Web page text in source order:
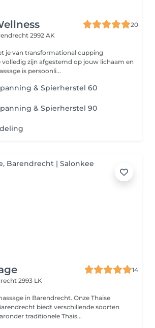
20
2992 AK
je van transformational cupping
volledig zijn afgestemd op jouw lichaam en
is persoonli...
& Spierherstel 60
& Spierherstel 90
14
2993 LK
in Barendrecht. Onze Thaise
biedt verschillende soorten
traditionele Thais...